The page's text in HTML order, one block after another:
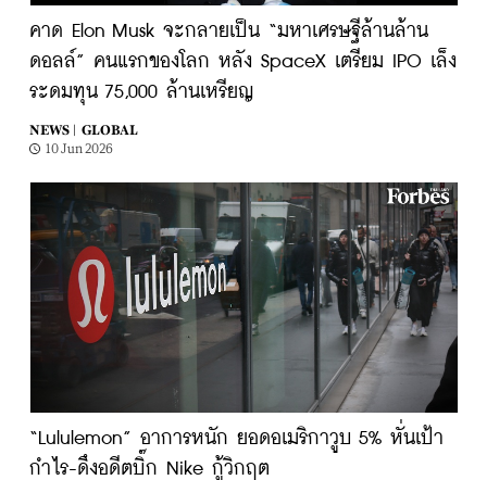
คาด Elon Musk จะกลายเป็น “มหาเศรษฐีล้านล้าน
ดอลล์” คนแรกของโลก หลัง SpaceX เตรียม IPO เล็ง
ระดมทุน 75,000 ล้านเหรียญ
NEWS |
GLOBAL
10 Jun 2026
“Lululemon” อาการหนัก ยอดอเมริกาวูบ 5% หั่นเป้า
กำไร-ดึงอดีตบิ๊ก Nike กู้วิกฤต